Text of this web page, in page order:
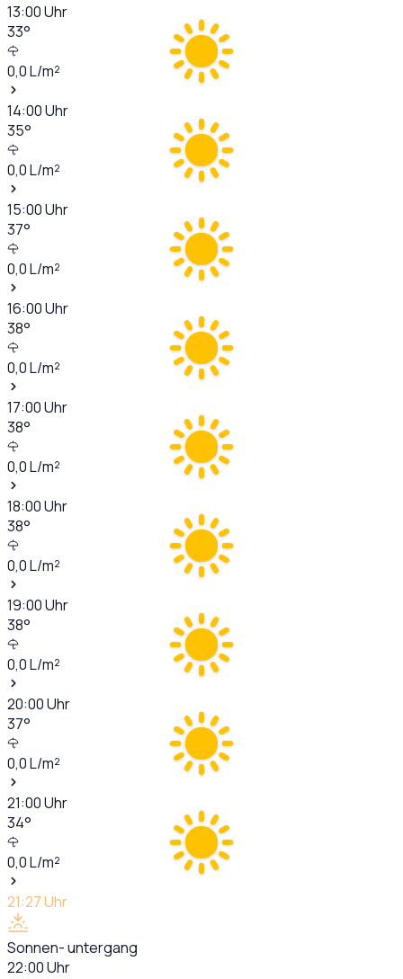
13:00Uhr
33°
0,0L/m²
14:00Uhr
35°
0,0L/m²
15:00Uhr
37°
0,0L/m²
16:00Uhr
38°
0,0L/m²
17:00Uhr
38°
0,0L/m²
18:00Uhr
38°
0,0L/m²
19:00Uhr
38°
0,0L/m²
20:00Uhr
37°
0,0L/m²
21:00Uhr
34°
0,0L/m²
21:27Uhr
Sonnen- untergang
22:00Uhr